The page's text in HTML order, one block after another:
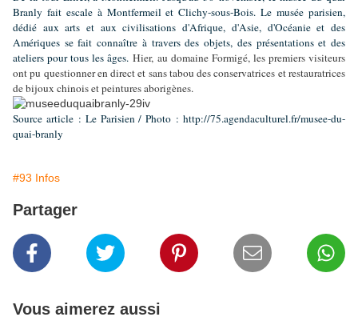
Branly fait escale à Montfermeil et Clichy-sous-Bois. Le musée parisien,
dédié aux arts et aux civilisations d'Afrique, d'Asie, d'Océanie et des
Amériques se fait connaître à travers des objets, des présentations et des
ateliers pour tous les âges. Hier, au domaine Formigé, les premiers visiteurs
ont pu questionner en direct et sans tabou des conservatrices et restauratrices
de bijoux chinois et peintures aborigènes.
Source article : Le Parisien / Photo : http://75.agendaculturel.fr/musee-du-
quai-branly
#93 Infos
Partager
Vous aimerez aussi